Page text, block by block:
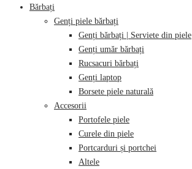
Bărbați
Genți piele bărbați
Genți bărbați | Serviete din piele
Genți umăr bărbați
Rucsacuri bărbați
Genți laptop
Borsete piele naturală
Accesorii
Portofele piele
Curele din piele
Portcarduri și portchei
Altele